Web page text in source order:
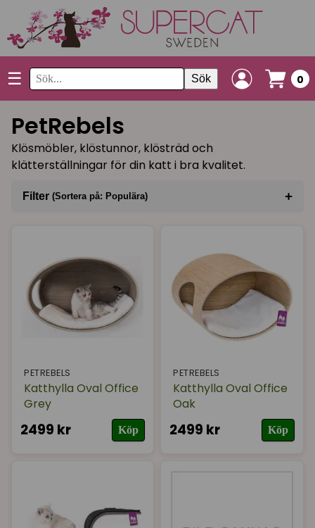
☰ Sök 0
PetRebels
Klösmöbler, klöstunnor, klösträd och
klätterställningar för din katt i bra kvalitet.
Filter (Sortera på: Populära) +
PETREBELS
Katthylla Oval Office
Grey
2499 kr Köp
PETREBELS
Katthylla Oval Office
Oak
2499 kr Köp